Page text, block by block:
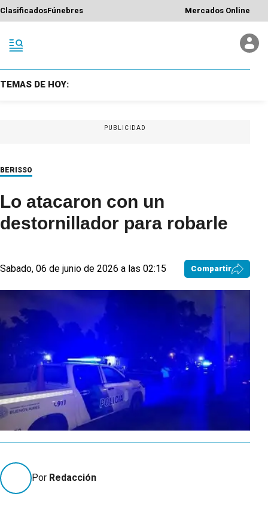
ClasificadosFúnebres Mercados Online
TEMAS DE HOY:
PUBLICIDAD
BERISSO
Lo atacaron con un
destornillador para robarle
Sabado, 06 de junio de 2026 a las 02:15 Compartir
Por Redacción